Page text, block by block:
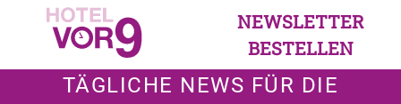
NEWSLETTER
BESTELLEN
TÄGLICHE NEWS FÜR DIE